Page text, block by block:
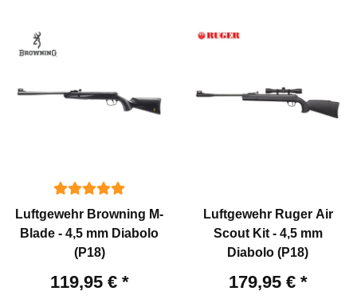
Luftgewehr Browning M-
Blade - 4,5 mm Diabolo
(P18)
119,95 € *
Luftgewehr Ruger Air
Scout Kit - 4,5 mm
Diabolo (P18)
179,95 € *